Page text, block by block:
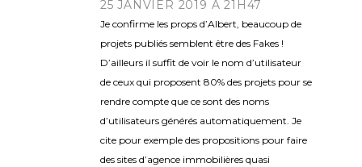
25 JANVIER 2019 À 21H47
Je confirme les props d’Albert, beaucoup de
projets publiés semblent être des Fakes !
D’ailleurs il suffit de voir le nom d’utilisateur
de ceux qui proposent 80% des projets pour se
rendre compte que ce sont des noms
d’utilisateurs générés automatiquement. Je
cite pour exemple des propositions pour faire
des sites d’agence immobilières quasi